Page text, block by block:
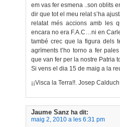
em vas fer esmena ..son oblits
dir que tot el meu relat s’ha
relatat més accions amb les
encara no era F.A.C…ni en
també crec que la figura dels
agrïments t’ho torno a fer
que van fer per la nostre Patria
Si vens el dia 15 de maig a la
¡¡Visca la Terra!!. Josep
Jaume Sanz ha dit:
maig 2, 2010 a les 6:31 pm